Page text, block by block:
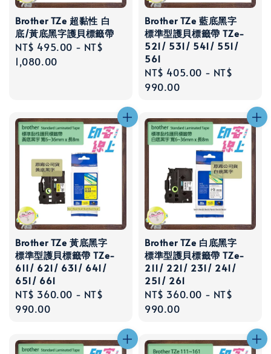
Brother TZe 超黏性 白
底/黃底黑字護貝標籤帶
Regular
price
NT$ 495.00 - NT$
1,080.00
Brother TZe 藍底黑字
標準型護貝標籤帶 TZe-
521/ 531/ 541/ 551/
561
Regular
price
NT$ 405.00 - NT$
990.00
Brother TZe 黃底黑字
標準型護貝標籤帶 TZe-
611/ 621/ 631/ 641/
651/ 661
Regular
price
NT$ 360.00 - NT$
990.00
Brother TZe 白底黑字
標準型護貝標籤帶 TZe-
211/ 221/ 231/ 241/
251/ 261
Regular
price
NT$ 360.00 - NT$
990.00